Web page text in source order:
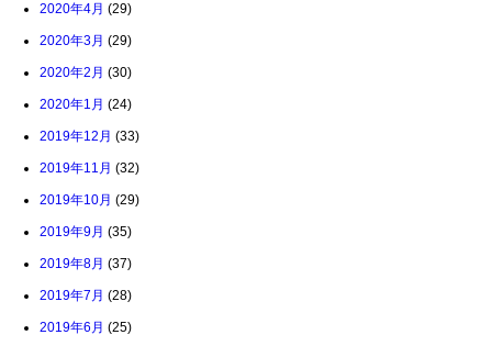
2020年4月 (29)
2020年3月 (29)
2020年2月 (30)
2020年1月 (24)
2019年12月 (33)
2019年11月 (32)
2019年10月 (29)
2019年9月 (35)
2019年8月 (37)
2019年7月 (28)
2019年6月 (25)